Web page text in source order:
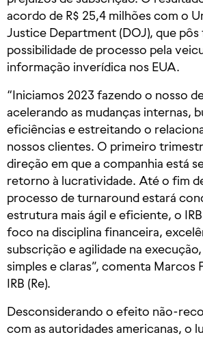
acordo de R$ 25,4 milhões com o
Justice Department (DOJ), que pôs
possibilidade de processo pela
informação inverídica nos EUA.
“Iniciamos 2023 fazendo o nosso
acelerando as mudanças internas,
eficiências e estreitando o
nossos clientes. O primeiro
direção em que a companhia está
retorno à lucratividade. Até o fim
processo de turnaround estará
estrutura mais ágil e eficiente, o
foco na disciplina financeira,
subscrição e agilidade na
simples e claras”, comenta Marcos
IRB (Re).
Desconsiderando o efeito não-
com as autoridades americanas, o